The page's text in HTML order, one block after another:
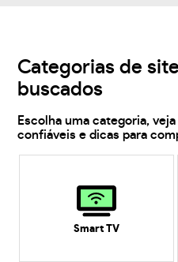
Categorias de
buscados
Escolha uma categoria,
confiáveis e dicas para
Smart TV